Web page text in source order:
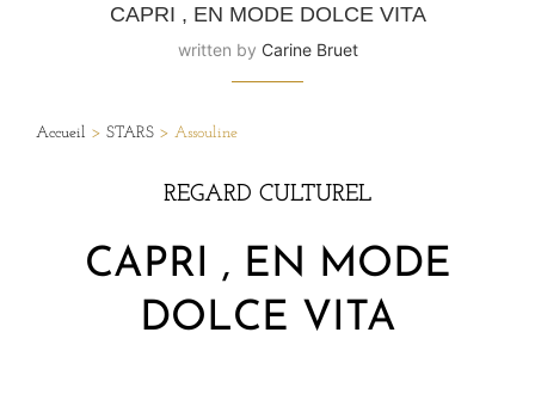
CAPRI , EN MODE DOLCE VITA
written by Carine Bruet
Accueil > STARS > Assouline
REGARD CULTUREL
CAPRI , EN MODE
DOLCE VITA